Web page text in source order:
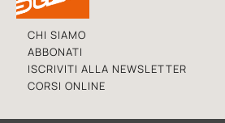
CHI SIAMO
ABBONATI
ISCRIVITI ALLA NEWSLETTER
CORSI ONLINE